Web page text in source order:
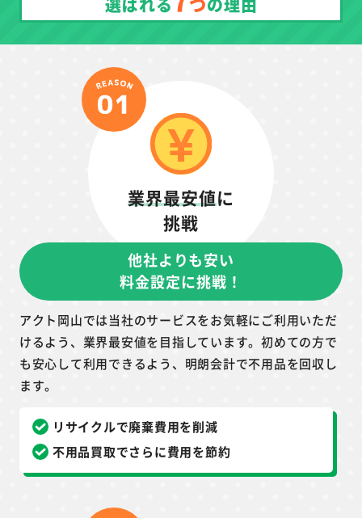
業界最安値に
挑戦
他社よりも安い
料金設定に挑戦！
アクト岡山では当社のサービスをお気軽にご利用いただ
けるよう、業界最安値を目指しています。初めての方で
も安心して利用できるよう、明朗会計で不用品を回収し
ます。
リサイクルで廃棄費用を削減
不用品買取でさらに費用を節約